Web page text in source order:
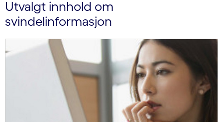
Utvalgt innhold om
svindelinformasjon